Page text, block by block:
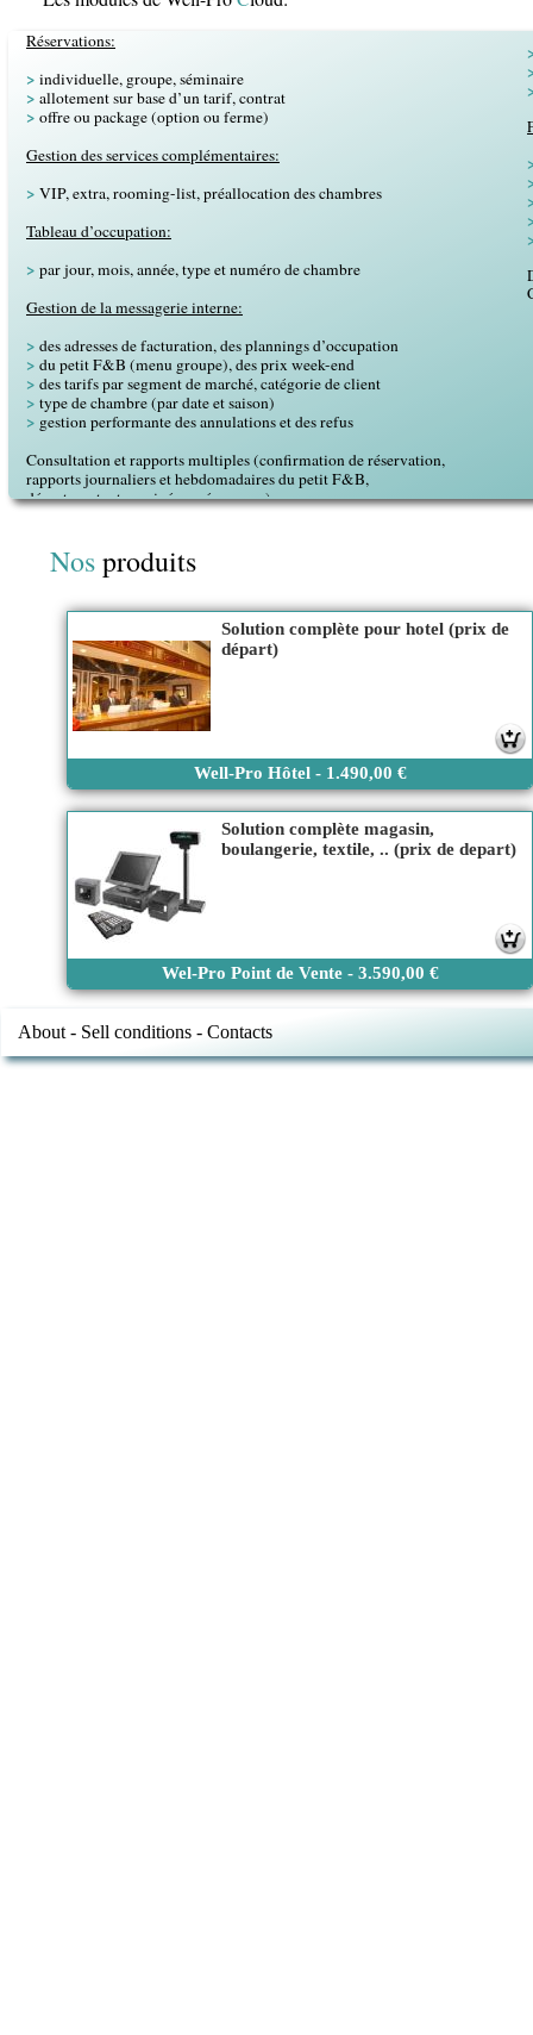
Réservations:
> individuelle, groupe, séminaire
> allotement sur base d’un tarif, contrat
> offre ou package (option ou ferme)
Gestion des services complémentaires:
> VIP, extra, rooming-list, préallocation des chambres
Tableau d’occupation:
> par jour, mois, année, type et numéro de chambre
Gestion de la messagerie interne:
> des adresses de facturation, des plannings d’occupation
> du petit F&B (menu groupe), des prix week-end
> des tarifs par segment de marché, catégorie de client
> type de chambre (par date et saison)
> gestion performante des annulations et des refus
Consultation et rapports multiples (confirmation de réservation,
rapports journaliers et hebdomadaires du petit F&B,
départs restants, arrivées prévues, …).
Nosproduits
Well-Pro Hôtel - 1.490,00 €
Solution complète pour hotel (prix de
départ)
Wel-Pro Point de Vente - 3.590,00 €
Solution complète magasin,
boulangerie, textile, .. (prix de depart)
About - Sell conditions - Contacts